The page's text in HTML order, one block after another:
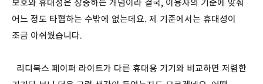
보호와 휴대성은 상충하는 개념이라 결국, 이용자의 기준에 맞춰
어느 정도 타협하는 수밖에 없는데요. 제 기준에서는 휴대성이
조금 아쉬웠습니다.
리디북스 페이퍼 라이트가 다른 휴대용 기기와 비교하면 저렴한